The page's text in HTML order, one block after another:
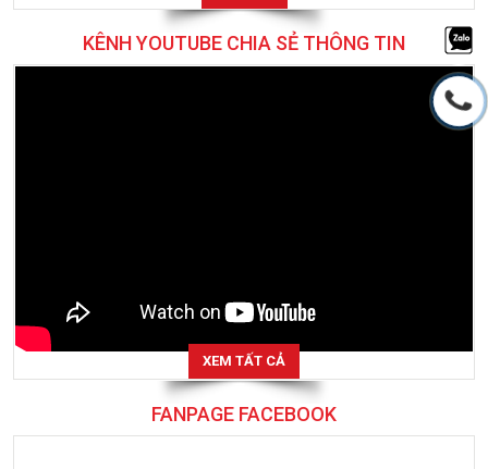
KÊNH YOUTUBE CHIA SẺ THÔNG TIN
XEM TẤT CẢ
FANPAGE FACEBOOK